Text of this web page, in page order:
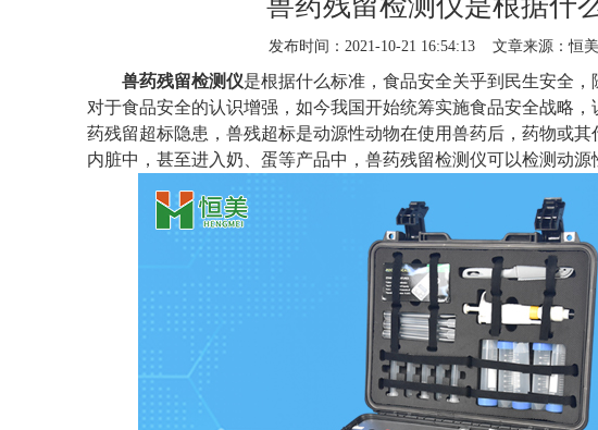
发布时间：2021-10-21 16:54:13 文章来源：恒
兽药残留检测仪是根据什么标准，食品安全关乎到民生安全
对于食品安全的认识增强，如今我国开始统筹实施食品安全战略
药残留超标隐患，兽残超标是动源性动物在使用兽药后，药物或
内脏中，甚至进入奶、蛋等产品中，兽药残留检测仪可以检测动源